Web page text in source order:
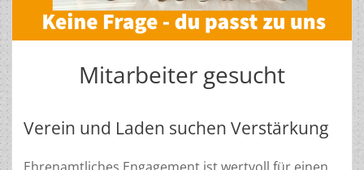
Mitarbeiter gesucht
Verein und Laden suchen Verstärkung